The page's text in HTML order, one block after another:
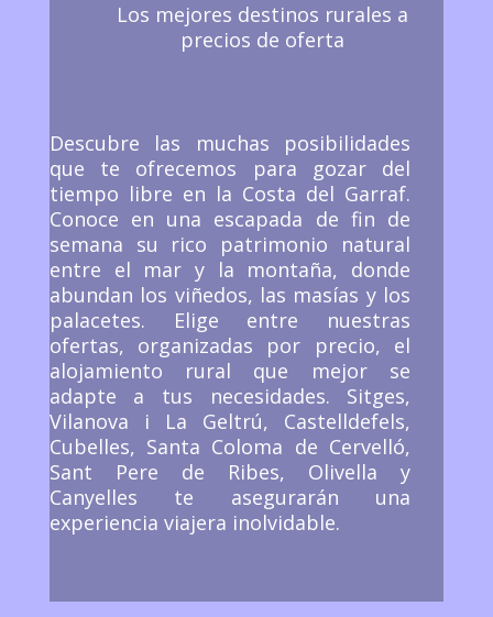
Los mejores destinos rurales a
precios de oferta
Descubre las muchas posibilidades
que te ofrecemos para gozar del
tiempo libre en la Costa del Garraf.
Conoce en una escapada de fin de
semana su rico patrimonio natural
entre el mar y la montaña, donde
abundan los viñedos, las masías y los
palacetes. Elige entre nuestras
ofertas, organizadas por precio, el
alojamiento rural que mejor se
adapte a tus necesidades. Sitges,
Vilanova i La Geltrú, Castelldefels,
Cubelles, Santa Coloma de Cervelló,
Sant Pere de Ribes, Olivella y
Canyelles te asegurarán una
experiencia viajera inolvidable.